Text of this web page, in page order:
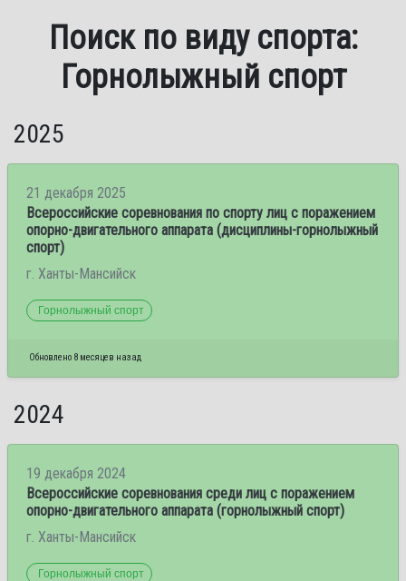
Поиск по виду спорта:
Горнолыжный спорт
2025
21 декабря 2025
Всероссийские соревнования по спорту лиц с поражением
опорно-двигательного аппарата (дисциплины-горнолыжный
спорт)
г. Ханты-Мансийск
Горнолыжный спорт
Обновлено 8 месяцев назад
2024
19 декабря 2024
Всероссийские соревнования среди лиц с поражением
опорно-двигательного аппарата (горнолыжный спорт)
г. Ханты-Мансийск
Горнолыжный спорт